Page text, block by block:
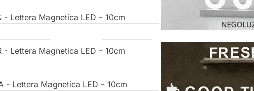
- Lettera Magnetica LED - 10cm
- Lettera Magnetica LED - 10cm
- Lettera Magnetica LED - 10cm